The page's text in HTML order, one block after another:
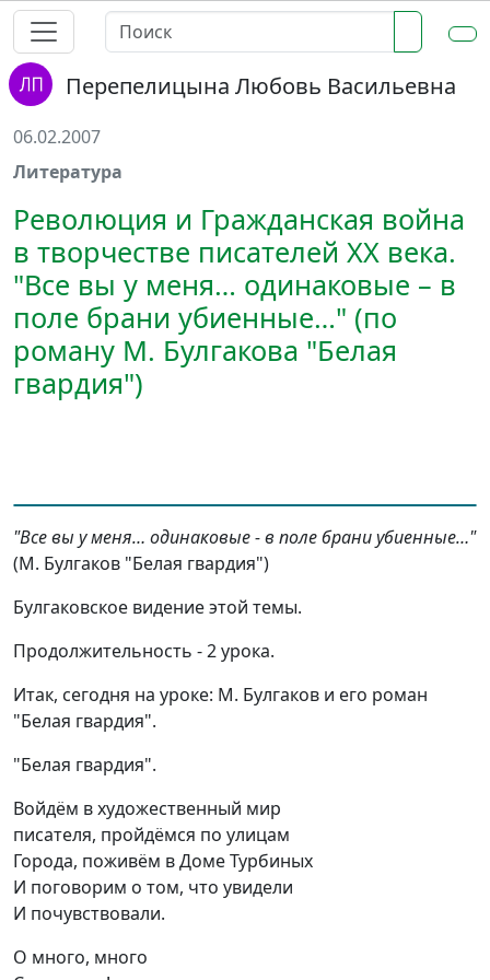
Перепелицына Любовь Васильевна
06.02.2007
Литература
Революция и Гражданская война
в творчестве писателей XX века.
"Все вы у меня… одинаковые – в
поле брани убиенные…" (по
роману М. Булгакова "Белая
гвардия")
"Все вы у меня… одинаковые - в поле брани убиенные…"
(М. Булгаков "Белая гвардия")
Булгаковское видение этой темы.
Продолжительность - 2 урока.
Итак, сегодня на уроке: М. Булгаков и его роман
"Белая гвардия".
"Белая гвардия".
Войдём в художественный мир
писателя, пройдёмся по улицам
Города, поживём в Доме Турбиных
И поговорим о том, что увидели
И почувствовали.
О много, много